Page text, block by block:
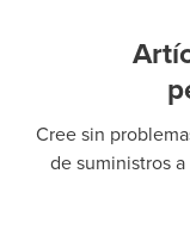
Cree sin
de suministros